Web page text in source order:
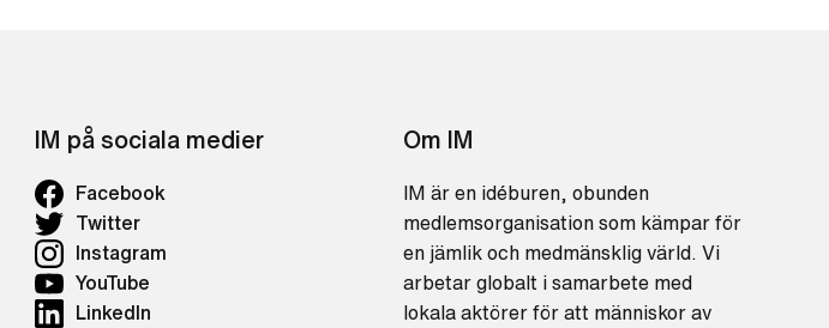
IM på sociala medier
Facebook
Twitter
Instagram
YouTube
LinkedIn
Om IM
IM är en idéburen, obunden
medlemsorganisation som kämpar för
en jämlik och medmänsklig värld. Vi
arbetar globalt i samarbete med
lokala aktörer för att människor av